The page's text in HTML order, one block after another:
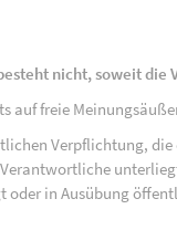
nicht, soweit
auf freie
Verpflichtung,
oder in Ausübung